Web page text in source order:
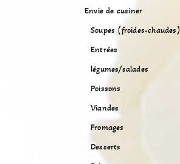
Envie de cusiner
Soupes (froides-chaudes)
Entrées
légumes/salades
Poissons
Viandes
Fromages
Desserts